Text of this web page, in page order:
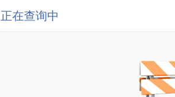
正在查询中